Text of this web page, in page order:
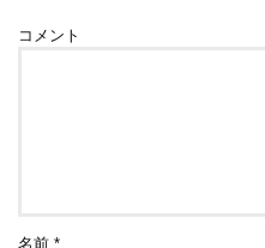
コメント
名前*